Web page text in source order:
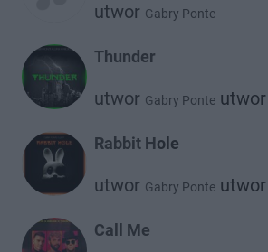
utwor Gabry Ponte
Thunder
utwor Gabry Ponte utwor
Rabbit Hole
utwor Gabry Ponte utwor
Call Me